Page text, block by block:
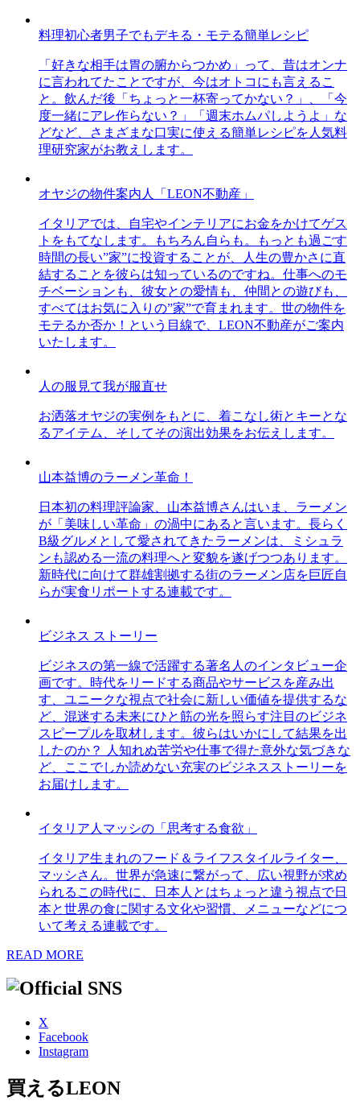
料理初心者男子でもデキる・モテる簡単レシピ
「好きな相手は胃の腑からつかめ」って、昔はオンナ
に言われてたことですが、今はオトコにも言えるこ
と。飲んだ後「ちょっと一杯寄ってかない？」、「今
度一緒にアレ作らない？」「週末ホムパしようよ」な
どなど、さまざまな口実に使える簡単レシピを人気料
理研究家がお教えします。
オヤジの物件案内人「LEON不動産」
イタリアでは、自宅やインテリアにお金をかけてゲス
トをもてなします。もちろん自らも。もっとも過ごす
時間の長い”家”に投資することが、人生の豊かさに直
結することを彼らは知っているのですね。仕事へのモ
チベーションも、彼女との愛情も、仲間との遊びも、
すべてはお気に入りの”家”で育まれます。世の物件を
モテるか否か！という目線で、LEON不動産がご案内
いたします。
人の服見て我が服直せ
お洒落オヤジの実例をもとに、着こなし術とキーとな
るアイテム、そしてその演出効果をお伝えします。
山本益博のラーメン革命！
日本初の料理評論家、山本益博さんはいま、ラーメン
が「美味しい革命」の渦中にあると言います。長らく
B級グルメとして愛されてきたラーメンは、ミシュラ
ンも認める一流の料理へと変貌を遂げつつあります。
新時代に向けて群雄割拠する街のラーメン店を巨匠自
らが実食リポートする連載です。
ビジネス ストーリー
ビジネスの第一線で活躍する著名人のインタビュー企
画です。時代をリードする商品やサービスを産み出
す、ユニークな視点で社会に新しい価値を提供するな
ど、混迷する未来にひと筋の光を照らす注目のビジネ
スピープルを取材します。彼らはいかにして結果を出
したのか？ 人知れぬ苦労や仕事で得た意外な気づきな
ど、ここでしか読めない充実のビジネスストーリーを
お届けします。
イタリア人マッシの「思考する食欲」
イタリア生まれのフード＆ライフスタイルライター、
マッシさん。世界が急速に繋がって、広い視野が求め
られるこの時代に、日本人とはちょっと違う視点で日
本と世界の食に関する文化や習慣、メニューなどにつ
いて考える連載です。
READ MORE
X
Facebook
Instagram
買えるLEON